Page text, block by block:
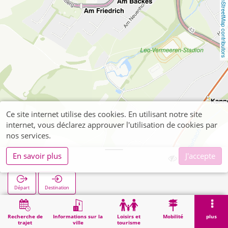
OpenStreetMap contributors
Recherche de
trajet
Informations sur la
ville
Loisirs et
tourisme
Mobilité plus
Am Backes
Départ Destination
Démarrage Am Backes
Ce site internet utilise des cookies. En utilisant notre site
internet, vous déclarez approuver l'utilisation de cookies par
nos services.
En savoir plus
J'accepte